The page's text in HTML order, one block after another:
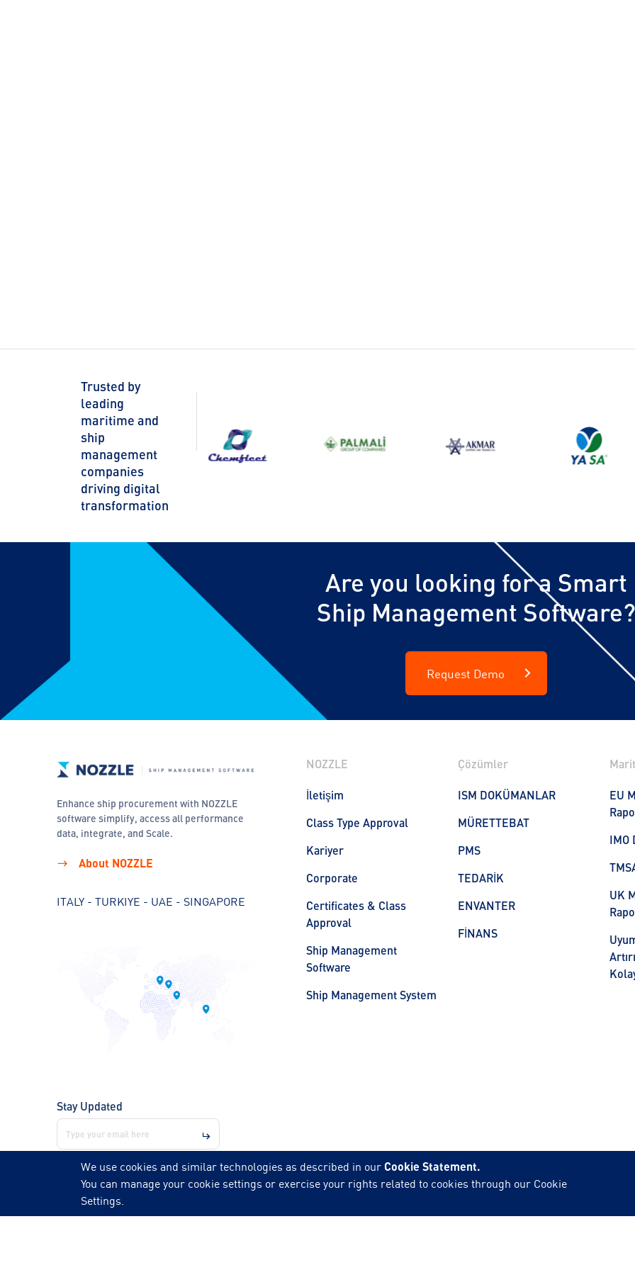
Trusted by
leading
maritime and
ship
management
companies
driving digital
transformation
Are you looking for a Smart
Ship Management Software?
Request Demo
Enhance ship procurement with NOZZLE
software simplify, access all performance
data, integrate, and Scale.
About NOZZLE
ITALY - TURKIYE - UAE - SINGAPORE
Stay Updated
NOZZLE
İletişim
Class Type Approval
Kariyer
Corporate
Certificates & Class
Approval
Ship Management
Software
Ship Management System
Çözümler
ISM DOKÜMANLAR
MÜRETTEBAT
PMS
TEDARİK
ENVANTER
FİNANS
EU
IMO
UK
Follow us on
We use cookies and similar technologies as described in our Cookie Statement.
You can manage your cookie settings or exercise your rights related to cookies through our Cookie
Settings.